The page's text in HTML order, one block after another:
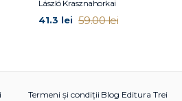
fi ascuns și Găsește puterea să
László Krasznahorkai
41.3 lei 59.00 lei
Termeni și condiții Blog Editura Trei